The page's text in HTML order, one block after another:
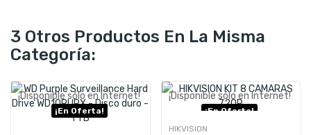
3 Otros Productos En La Misma
Categoría:
¡Disponible sólo en Internet!
¡En Oferta!
¡Disponible sólo en Internet!
¡En Oferta!
HIKVISION